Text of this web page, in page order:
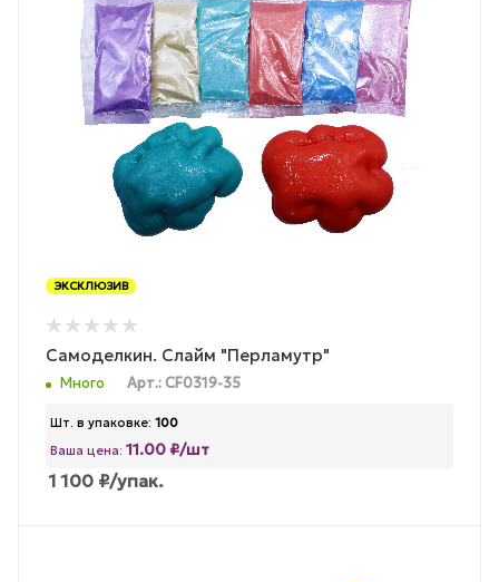
ЭКСКЛЮЗИВ
Самоделкин. Слайм "Перламутр"
Много Арт.: CF0319-35
Шт. в упаковке: 100
Ваша цена: 11.00 ₽/шт
1 100 ₽/упак.